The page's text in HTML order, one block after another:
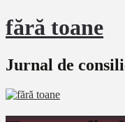
fără toane
Jurnal de